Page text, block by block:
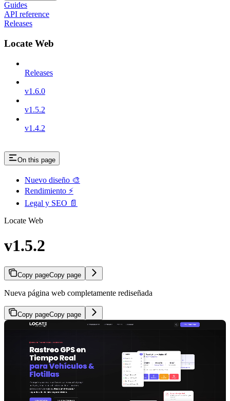
Guides
API reference
Releases
Locate Web
Releases
v1.6.0
v1.5.2
v1.4.2
On this page
Nuevo diseño 🎨
Rendimiento ⚡
Legal y SEO 📄
Locate Web
v1.5.2
Copy pageCopy page
Nueva página web completamente rediseñada
Copy pageCopy page